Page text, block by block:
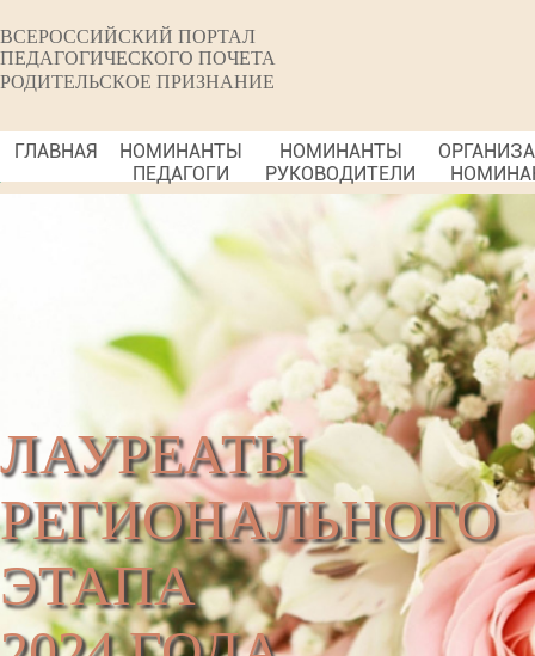
ВСЕРОССИЙСКИЙ ПОРТАЛ
ПЕДАГОГИЧЕСКОГО ПОЧЕТА
РОДИТЕЛЬСКОЕ ПРИЗНАНИЕ
ГЛАВНАЯ
НОМИНАНТЫ
ПЕДАГОГИ
НОМИНАНТЫ
РУКОВОДИТЕЛИ
ЛАУРЕАТЫ
РЕГИОНАЛЬНОГО
ЭТАПА